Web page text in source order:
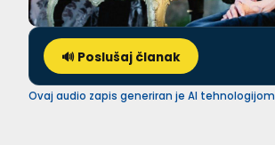
🔊 Poslušaj članak
Ovaj audio zapis generiran je AI tehnologijom